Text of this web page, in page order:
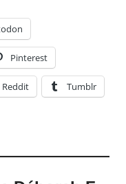
Pinterest
Reddit Tumblr